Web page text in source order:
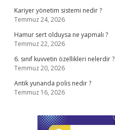
Kariyer yönetim sistemi nedir ?
Temmuz 24, 2026
Hamur sert olduysa ne yapmalı ?
Temmuz 22, 2026
6. sınıf kuvvetin özellikleri nelerdir ?
Temmuz 20, 2026
Antik yunanda polis nedir ?
Temmuz 16, 2026